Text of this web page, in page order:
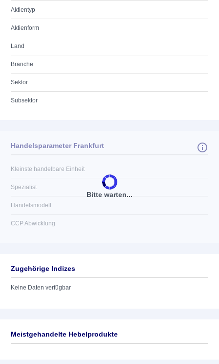
Aktientyp
Aktienform
Land
Branche
Sektor
Subsektor
Bitte warten...
Handelsparameter Frankfurt
Kleinste handelbare Einheit
Spezialist
Handelsmodell
CCP Abwicklung
Zugehörige Indizes
Keine Daten verfügbar
Meistgehandelte Hebelprodukte